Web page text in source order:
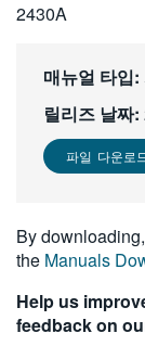
한국어
繁體中文
2430A
매뉴얼 타입:
릴리즈 날짜:
파일 다운로
By
the Manuals
Help us
feedback on